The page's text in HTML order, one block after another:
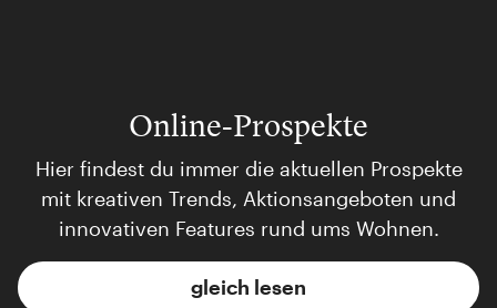
Online-Prospekte
Hier findest du immer die aktuellen Prospekte
mit kreativen Trends, Aktionsangeboten und
innovativen Features rund ums Wohnen.
gleich lesen